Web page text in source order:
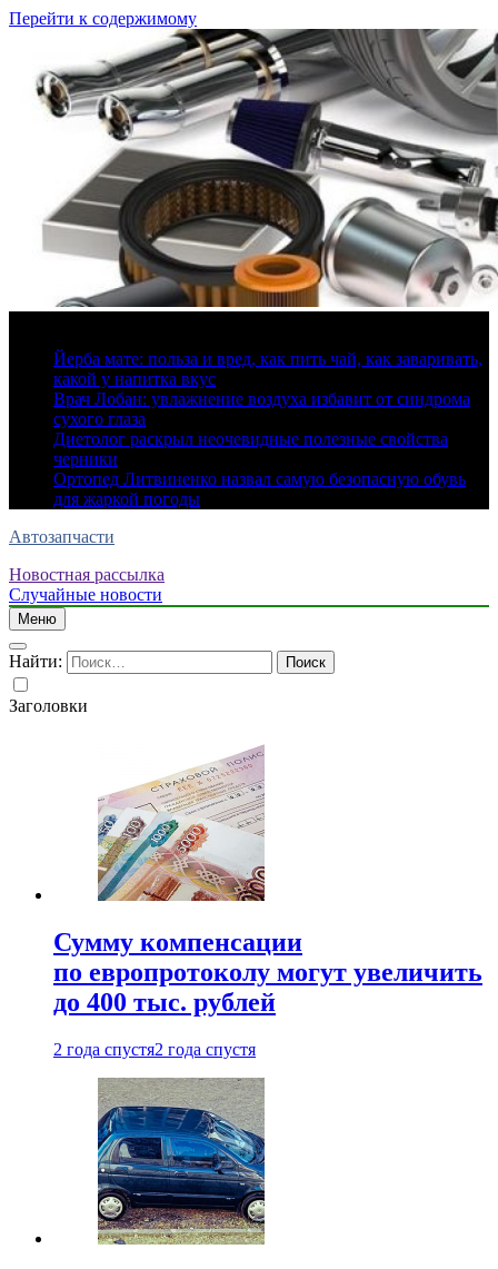
Перейти к содержимому
Йерба мате: польза и вред, как пить чай, как заваривать,
какой у напитка вкус
Врач Лобан: увлажнение воздуха избавит от синдрома
сухого глаза
Диетолог раскрыл неочевидные полезные свойства
черники
Ортопед Литвиненко назвал самую безопасную обувь
для жаркой погоды
Автозапчасти
Новостная рассылка
Случайные новости
Меню
Найти:
Заголовки
Сумму компенсации
по европротоколу могут увеличить
до 400 тыс. рублей
2 года спустя2 года спустя